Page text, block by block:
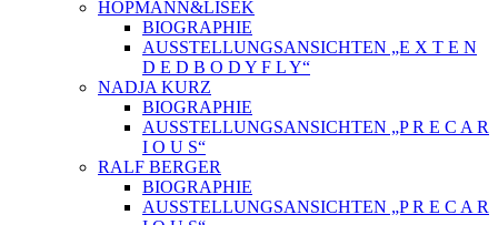
HOPMANN&LISEK
BIOGRAPHIE
AUSSTELLUNGSANSICHTEN „E X T E N
D E D B O D Y F L Y“
NADJA KURZ
BIOGRAPHIE
AUSSTELLUNGSANSICHTEN „P R E C A R
I O U S“
RALF BERGER
BIOGRAPHIE
AUSSTELLUNGSANSICHTEN „P R E C A R